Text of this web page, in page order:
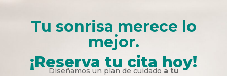
Tu sonrisa merece lo
mejor.
¡Reserva tu cita hoy!
Diseñamos un plan de cuidado a tu